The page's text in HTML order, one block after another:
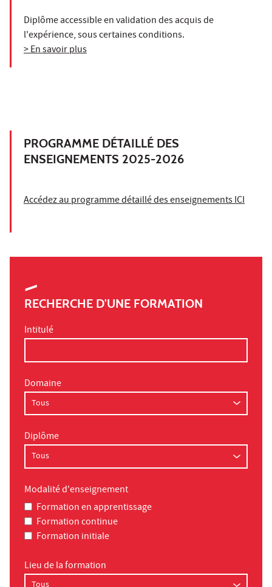
Diplôme accessible en validation des acquis de
l'expérience, sous certaines conditions.
> En savoir plus
PROGRAMME DÉTAILLÉ DES
ENSEIGNEMENTS 2025-2026
Accédez au programme détaillé des enseignements ICI
RECHERCHE D'UNE FORMATION
Intitulé
Domaine
Diplôme
Modalité d'enseignement
Formation en apprentissage
Formation continue
Formation initiale
Lieu de la formation